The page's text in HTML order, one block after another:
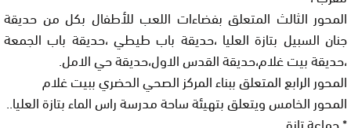
المحور الثالث المتعلق بفضاءات اللعب للأطفال بكل من حديقة
جنان السبيل بتازة العليا ،حديقة باب طيطي ،حديقة باب الجمعة
،حديقة بيت غلام،حديقة القدس الاول،حديقة حي الامل.
المحور الرابع المتعلق ببناء المركز الصحي الحضري ببيت غلام
المحور الخامس ويتعلق بتهيئة ساحة مدرسة راس الماء بتازة العليا..
* جماعة تازة